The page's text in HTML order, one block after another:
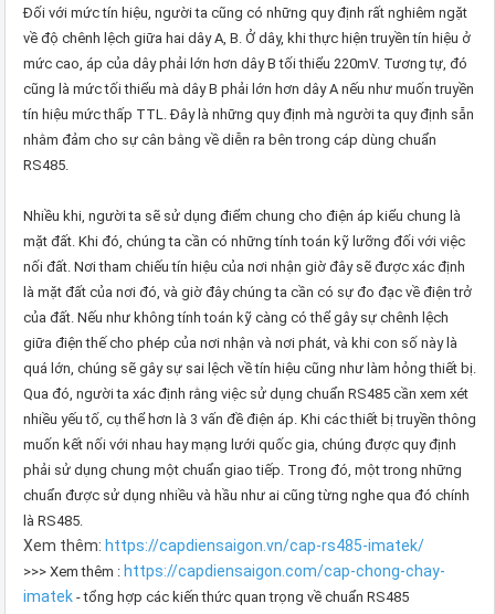
Đối với mức tín hiệu, người ta cũng có những quy định rất nghiêm ngặt
về độ chênh lệch giữa hai dây A, B. Ở dây, khi thực hiện truyền tín hiệu ở
mức cao, áp của dây phải lớn hơn dây B tối thiểu 220mV. Tương tự, đó
cũng là mức tối thiểu mà dây B phải lớn hơn dây A nếu như muốn truyền
tín hiệu mức thấp TTL. Đây là những quy định mà người ta quy định sẵn
nhằm đảm cho sự cân bằng về diễn ra bên trong cáp dùng chuẩn
RS485.
Nhiều khi, người ta sẽ sử dụng điểm chung cho điện áp kiểu chung là
mặt đất. Khi đó, chúng ta cần có những tính toán kỹ lưỡng đối với việc
nối đất. Nơi tham chiếu tín hiệu của nơi nhận giờ đây sẽ được xác định
là mặt đất của nơi đó, và giờ đây chúng ta cần có sự đo đạc về điện trở
của đất. Nếu như không tính toán kỹ càng có thể gây sự chênh lệch
giữa điện thế cho phép của nơi nhận và nơi phát, và khi con số này là
quá lớn, chúng sẽ gây sự sai lệch về tín hiệu cũng như làm hỏng thiết bị.
Qua đó, người ta xác định rằng việc sử dụng chuẩn RS485 cần xem xét
nhiều yếu tố, cụ thể hơn là 3 vấn đề điện áp. Khi các thiết bị truyền thông
muốn kết nối với nhau hay mạng lưới quốc gia, chúng được quy định
phải sử dụng chung một chuẩn giao tiếp. Trong đó, một trong những
chuẩn được sử dụng nhiều và hầu như ai cũng từng nghe qua đó chính
là RS485.
Xem thêm: https://capdiensaigon.vn/cap-rs485-imatek/
>>> Xem thêm : https://capdiensaigon.com/cap-chong-chay-
imatek - tổng hợp các kiến thức quan trọng về chuẩn RS485